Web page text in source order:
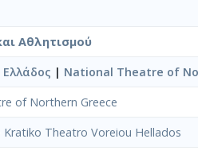
Αθλητισμού
| National Theatre of
of Northern Greece
Kratiko Theatro Voreiou Hellados